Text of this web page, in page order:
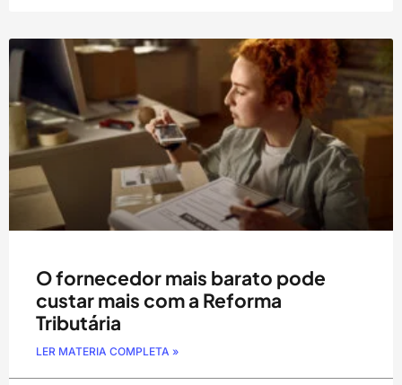
O fornecedor mais barato pode
custar mais com a Reforma
Tributária
LER MATERIA COMPLETA »